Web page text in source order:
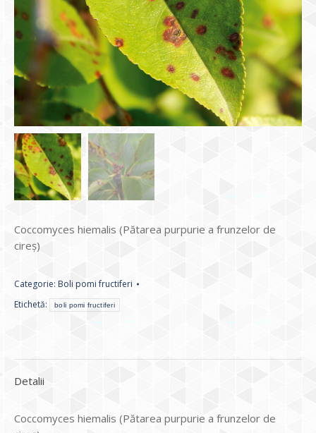
Coccomyces hiemalis (Pătarea purpurie a frunzelor de
cireș)
Categorie: Boli pomi fructiferi
Etichetă:
boli pomi fructiferi
Detalii
Coccomyces hiemalis (Pătarea purpurie a frunzelor de